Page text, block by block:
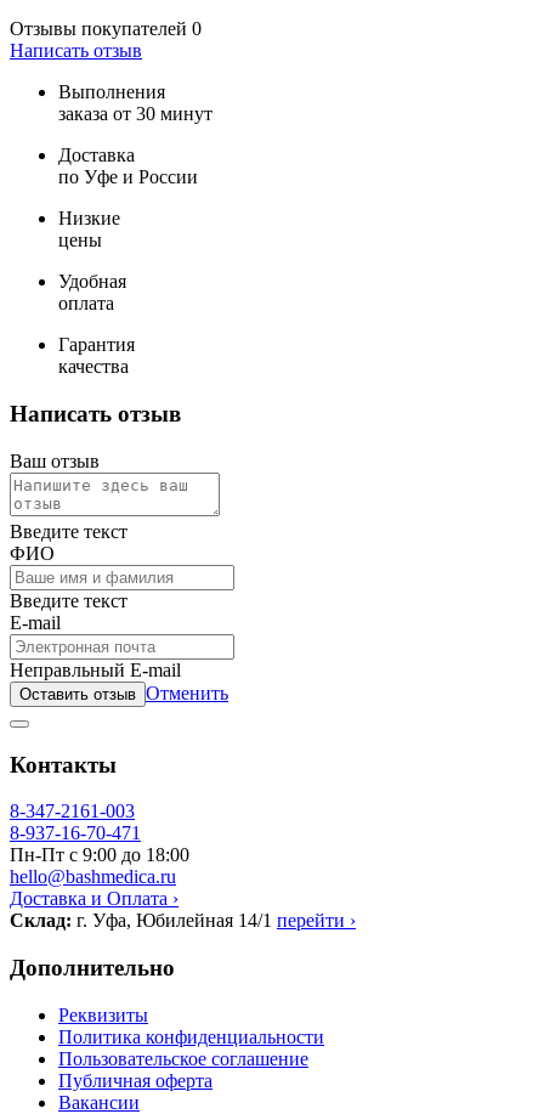
Отзывы покупателей 0
Написать отзыв
Выполнения
заказа от 30 минут
Доставка
по Уфе и России
Низкие
цены
Удобная
оплата
Гарантия
качества
Написать отзыв
Ваш отзыв
Введите текст
ФИО
Введите текст
E-mail
Неправльный E-mail
Оставить отзыв Отменить
Контакты
8-347-2161-003
8-937-16-70-471
Пн-Пт с 9:00 до 18:00
hello@bashmedica.ru
Доставка и Оплата ›
Склад: г. Уфа, Юбилейная 14/1 перейти ›
Дополнительно
Реквизиты
Политика конфиденциальности
Пользовательское соглашение
Публичная оферта
Вакансии